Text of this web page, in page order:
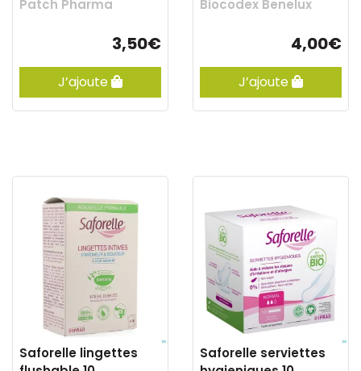
Patch Pharma
3,50€
J’ajoute
Biocodex Benelux
4,00€
J’ajoute
Saforelle lingettes
Saforelle serviettes